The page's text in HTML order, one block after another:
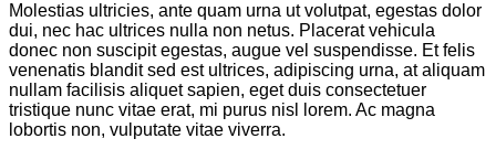
Molestias ultricies, ante quam urna ut volutpat, egestas dolor
dui, nec hac ultrices nulla non netus. Placerat vehicula
donec non suscipit egestas, augue vel suspendisse. Et felis
venenatis blandit sed est ultrices, adipiscing urna, at aliquam
nullam facilisis aliquet sapien, eget duis consectetuer
tristique nunc vitae erat, mi purus nisl lorem. Ac magna
lobortis non, vulputate vitae viverra.